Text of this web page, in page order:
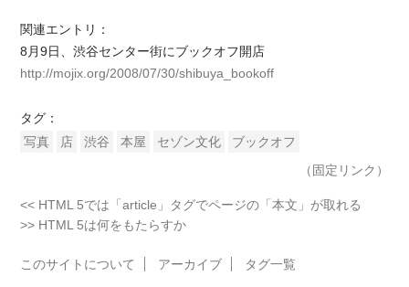
関連エントリ：
8月9日、渋谷センター街にブックオフ開店
http://mojix.org/2008/07/30/shibuya_bookoff
タグ：
写真
店 渋谷 本屋 セゾン文化
ブックオフ
（固定リンク）
<< HTML 5では「article」タグでページの「本文」が取れる
>> HTML 5は何をもたらすか
このサイトについて アーカイブ タグ一覧